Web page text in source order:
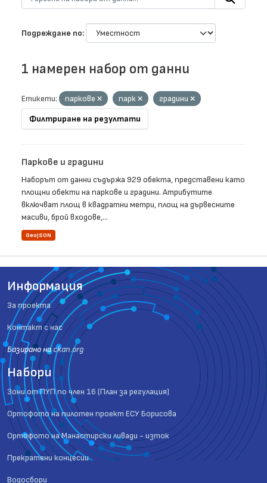
Подреждане по
1 намерен набор от данни
Етикети: паркове парк
градини
Филтриране на резултати
Паркове и градини
Наборът от данни съдържа 929 обекта, представени като
площни обекти на паркове и градини. Атрибутите
включват площ в квадратни метри, площ на дървесните
масиви, брой входове,...
GeoJSON
Информация
За проекта
Контакт с нас
Базиранo наckan.org
Набори
Зони от ПУП по член 16 (План за регулация)
Ортофото на пилотен проект ЕСУ Борисова
Ортофото на Манастирски ливади - изток
Прекратени концесии
Водосбори